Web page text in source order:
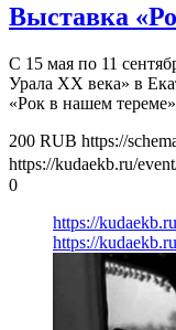
Выставка
С 15 мая по 11
Урала ХХ века» в
«Рок в нашем
200 RUB https://
https://kudaekb.ru/
0
https://
https://